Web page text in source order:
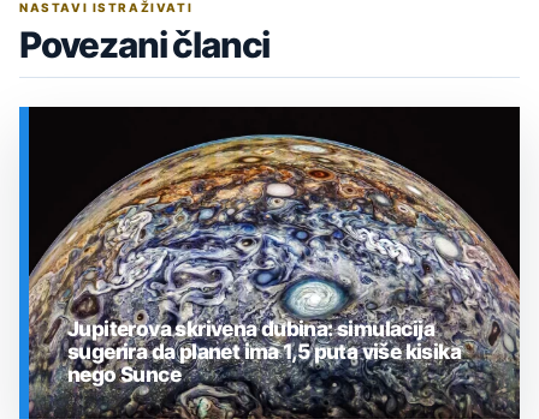
NASTAVI ISTRAŽIVATI
Povezani članci
Jupiterova skrivena dubina: simulacija
sugerira da planet ima 1,5 puta više kisika
nego Sunce